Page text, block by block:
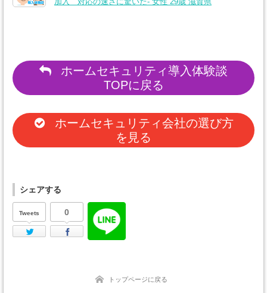
加入 対応の速さに驚いた- 女性 29歳 滋賀県
ホームセキュリティ導入体験談
TOPに戻る
ホームセキュリティ会社の選び方
を見る
シェアする
Tweets
Twitter
0
Facebook
トップページに戻る